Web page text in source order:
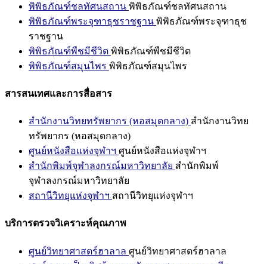
พิพิธภัณฑ์ชลทัศนสถาน พิพิธภัณฑ์ชลทัศนสถาน
พิพิธภัณฑ์พระจุฑาธุชราชฐาน พิพิธภัณฑ์พระจุฑาธุช
ราชฐาน
พิพิธภัณฑ์พืชมีชีวิต พิพิธภัณฑ์พืชมีชีวิต
พิพิธภัณฑ์สมุนไพร พิพิธภัณฑ์สมุนไพร
สารสนเทศและการสื่อสาร
สำนักงานวิทยทรัพยากร (หอสมุดกลาง) สำนักงานวิทย
ทรัพยากร (หอสมุดกลาง)
ศูนย์หนังสือแห่งจุฬาฯ ศูนย์หนังสือแห่งจุฬาฯ
สำนักพิมพ์จุฬาลงกรณ์มหาวิทยาลัย สำนักพิมพ์
จุฬาลงกรณ์มหาวิทยาลัย
สถานีวิทยุแห่งจุฬาฯ สถานีวิทยุแห่งจุฬาฯ
บริการตรวจวิเคราะห์คุณภาพ
ศูนย์วิทยาศาสตร์ฮาลาล ศูนย์วิทยาศาสตร์ฮาลาล